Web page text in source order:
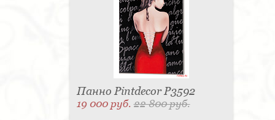
Панно Pintdecor P3592
19 000 руб.22 800 руб.